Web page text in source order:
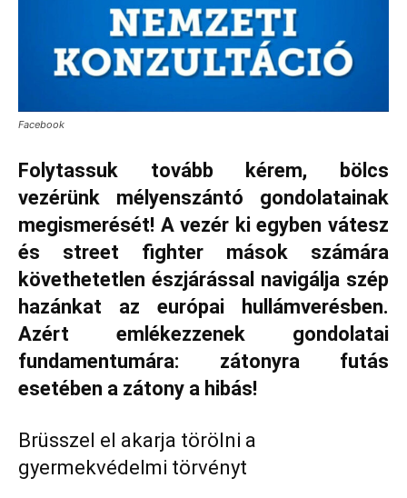
Facebook
Folytassuk tovább kérem, bölcs
vezérünk mélyenszántó gondolatainak
megismerését! A vezér ki egyben vátesz
és street fighter mások számára
követhetetlen észjárással navigálja szép
hazánkat az európai hullámverésben.
Azért emlékezzenek gondolatai
fundamentumára: zátonyra futás
esetében a zátony a hibás!
Brüsszel el akarja törölni a
gyermekvédelmi törvényt